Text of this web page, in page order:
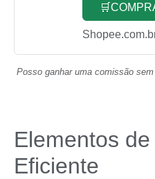
Posso ganhar uma comissão
Elementos
Eficiente